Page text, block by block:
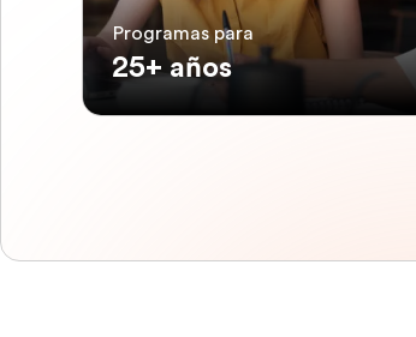
Programas para
25+ años